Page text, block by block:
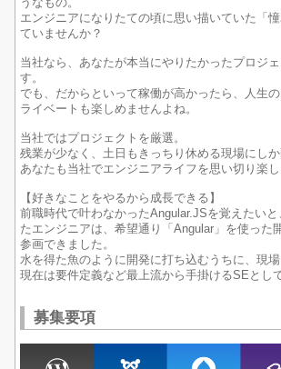
うなもの。
エンジニアになりたての頃に思い描いていた「
ていませんか？
当社なら、あなたが本当にやりたかったプロジ
す。
でも、だからといって稼働が高かったら、人生
ライベートも楽しめませんよね。
当社ではプロジェクトを厳選。
残業が少なく、土日もきっちり休める現場にしか
あなたも当社でエンジニアライフを思い切り楽し
【好きなことをやるから成長できる】
前職時代で叶わなかったAngular.JSを覚えたいと
たエンジニアは、希望通り「Angular」を使った
参画できました。
水を得た魚のように開発に打ち込むうちに、現場
現在は要件定義など最上流から手掛けるSEとし
募集要項